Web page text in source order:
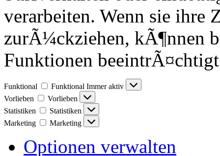
verarbeiten. Wenn sie ihre
zurÃ¼ckziehen, kÃ¶nnen
Funktionen
Funktional Funktional Immer aktiv
Vorlieben
Vorlieben
Statistiken
Statistiken
Marketing
Marketing
Optionen verwalten